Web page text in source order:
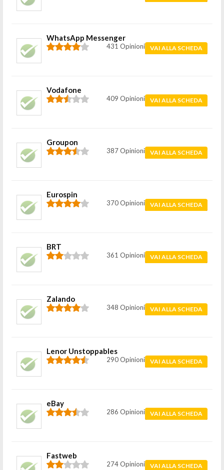
WhatsApp Messenger
431 Opinioni VAI ALLA SCHEDA
Vodafone
409 Opinioni VAI ALLA SCHEDA
Groupon
387 Opinioni VAI ALLA SCHEDA
Eurospin
370 Opinioni VAI ALLA SCHEDA
BRT
361 Opinioni VAI ALLA SCHEDA
Zalando
348 Opinioni VAI ALLA SCHEDA
Lenor Unstoppables
290 Opinioni VAI ALLA SCHEDA
eBay
286 Opinioni VAI ALLA SCHEDA
Fastweb
274 Opinioni VAI ALLA SCHEDA